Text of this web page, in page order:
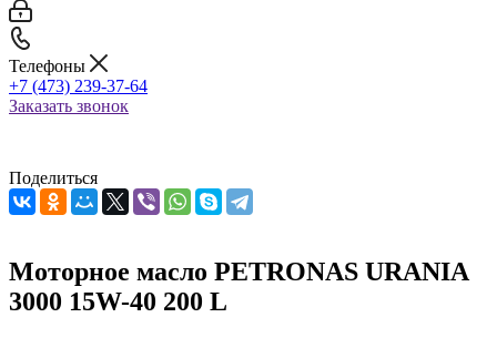
Телефоны
+7 (473) 239-37-64
Заказать звонок
Поделиться
Моторное масло PETRONAS URANIA
3000 15W-40 200 L